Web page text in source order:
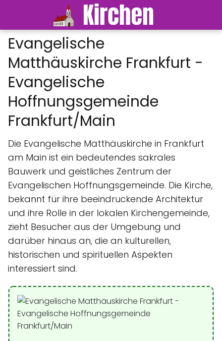
Evangelische
Matthäuskirche Frankfurt -
Evangelische
Hoffnungsgemeinde
Frankfurt/Main
Die Evangelische Matthäuskirche in Frankfurt
am Main ist ein bedeutendes sakrales
Bauwerk und geistliches Zentrum der
Evangelischen Hoffnungsgemeinde. Die Kirche,
bekannt für ihre beeindruckende Architektur
und ihre Rolle in der lokalen Kirchengemeinde,
zieht Besucher aus der Umgebung und
darüber hinaus an, die an kulturellen,
historischen und spirituellen Aspekten
interessiert sind.